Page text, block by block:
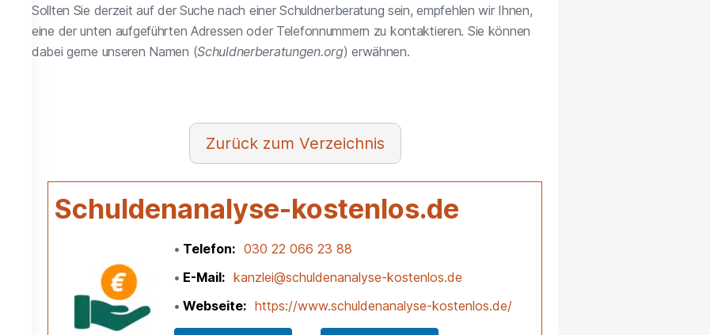
Sollten Sie derzeit auf der Suche nach einer Schuldnerberatung sein, empfehlen wir Ihnen,
eine der unten aufgeführten Adressen oder Telefonnummern zu kontaktieren. Sie können
dabei gerne unseren Namen (Schuldnerberatungen.org) erwähnen.
Verzeichnis
Schuldenanalyse-kostenlos.de
Telefon
030 22 066 23 88
E-Mail
kanzlei@schuldenanalyse-kostenlos.de
Webseite
https://www.schuldenanalyse-kostenlos.de/